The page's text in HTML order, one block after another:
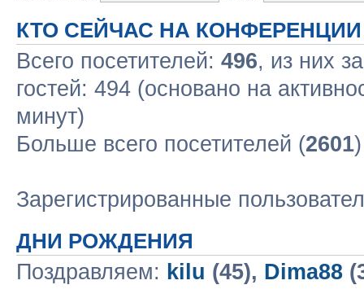
КТО СЕЙЧАС НА КОНФЕРЕНЦИИ
Всего посетителей: 496, из них
гостей: 494 (основано на
минут)
Больше всего посетителей (2601
Зарегистрированные
ДНИ РОЖДЕНИЯ
Поздравляем: kilu (45), Dima88